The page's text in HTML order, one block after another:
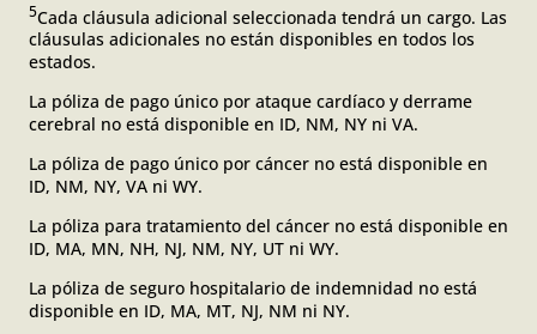
5Cada cláusula adicional seleccionada tendrá un cargo. Las
cláusulas adicionales no están disponibles en todos los
estados.
La póliza de pago único por ataque cardíaco y derrame
cerebral no está disponible en ID, NM, NY ni VA.
La póliza de pago único por cáncer no está disponible en
ID, NM, NY, VA ni WY.
La póliza para tratamiento del cáncer no está disponible en
ID, MA, MN, NH, NJ, NM, NY, UT ni WY.
La póliza de seguro hospitalario de indemnidad no está
disponible en ID, MA, MT, NJ, NM ni NY.